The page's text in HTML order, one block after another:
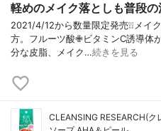
軽めのメイク落としも普段の
2021/4/12から数量限定発売❕❕メ
方。フルーツ酸✙ビタミンC誘導体
分な皮脂、メイク…続きを見る
CLEANSING RESEARCH(ク